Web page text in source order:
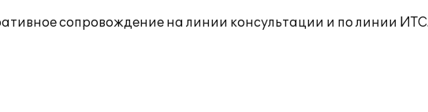
сопровождение на линии консультации и по линии